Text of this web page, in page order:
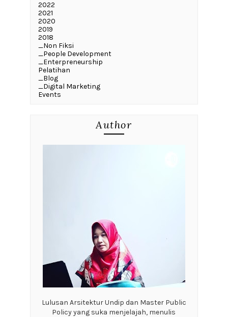
2022
2021
2020
2019
2018
_Non Fiksi
_People Development
_Enterpreneurship
Pelatihan
_Blog
_Digital Marketing
Events
Author
Lulusan Arsitektur Undip dan Master Public
Policy yang suka menjelajah, menulis